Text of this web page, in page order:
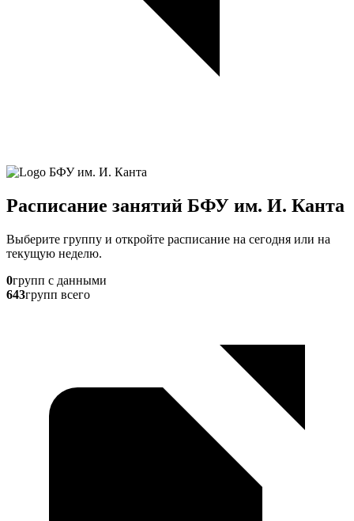
Расписание занятий БФУ им. И. Канта
Выберите группу и откройте расписание на сегодня или на
текущую неделю.
0групп с данными
643групп всего